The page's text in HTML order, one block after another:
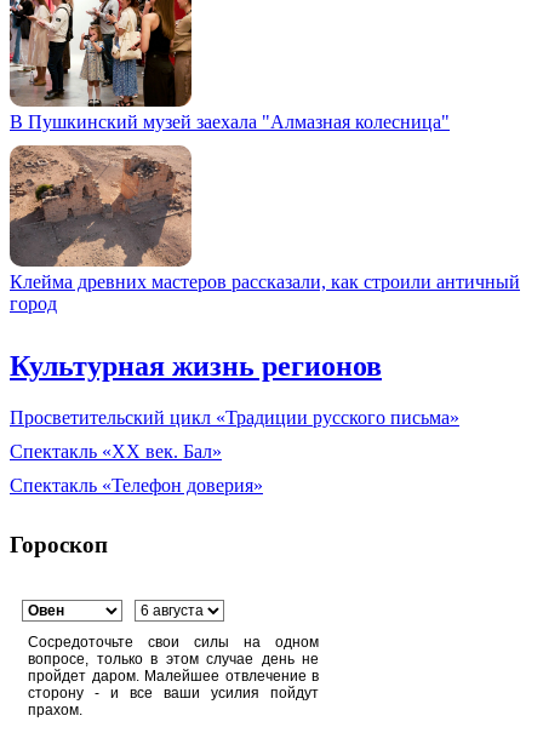
В Пушкинский музей заехала "Алмазная колесница"
Клейма древних мастеров рассказали, как строили античный
город
Культурная жизнь регионов
Просветительский цикл «Традиции русского письма»
Спектакль «XX век. Бал»
Спектакль «Телефон доверия»
Гороскоп
Сосредоточьте свои силы на одном
вопросе, только в этом случае день не
пройдет даром. Малейшее отвлечение в
сторону - и все ваши усилия пойдут
прахом.